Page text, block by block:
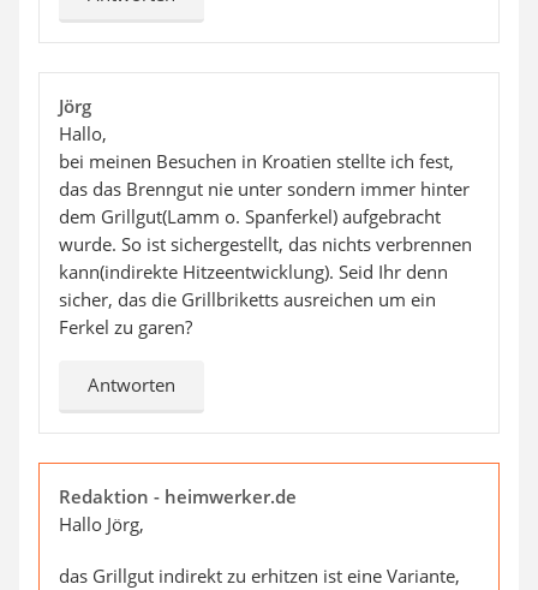
Jörg
Hallo,
bei meinen Besuchen in Kroatien stellte ich fest,
das das Brenngut nie unter sondern immer hinter
dem Grillgut(Lamm o. Spanferkel) aufgebracht
wurde. So ist sichergestellt, das nichts verbrennen
kann(indirekte Hitzeentwicklung). Seid Ihr denn
sicher, das die Grillbriketts ausreichen um ein
Ferkel zu garen?
Antworten
Redaktion - heimwerker.de
Hallo Jörg,
das Grillgut indirekt zu erhitzen ist eine Variante,